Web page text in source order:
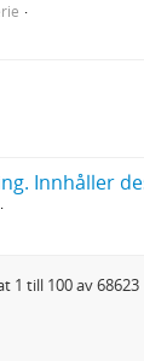
1 till 100 av 68623